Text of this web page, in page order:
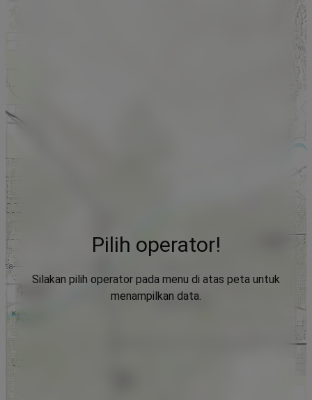
Pilih operator!
Silakan pilih operator pada menu di atas peta untuk
menampilkan data.